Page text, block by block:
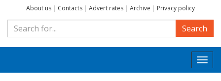
About us | Contacts | Advert rates | Archive | Privacy policy
Search